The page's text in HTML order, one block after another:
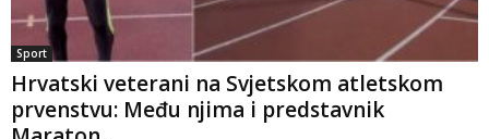
Sport
Hrvatski veterani na Svjetskom atletskom
prvenstvu: Među njima i predstavnik